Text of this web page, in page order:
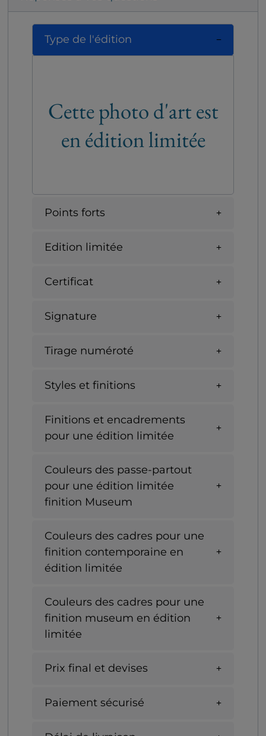
Type de l'édition
Cette photo d'art est
en édition limitée
Points forts
Edition limitée
Certificat
Signature
Tirage numéroté
Styles et finitions
Finitions et encadrements
pour une édition limitée
Couleurs des passe-partout
pour une édition limitée
finition Museum
Couleurs des cadres pour une
finition contemporaine en
édition limitée
Couleurs des cadres pour une
finition museum en édition
limitée
Prix final et devises
Paiement sécurisé